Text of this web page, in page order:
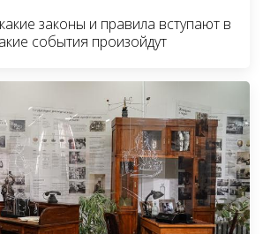
законы и правила вступают в
события произойдут